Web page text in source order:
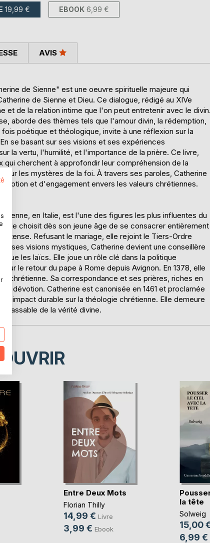
19,99 € EBOOK 6,99 €
de Sienne" est une oeuvre spirituelle majeure qui
de Sienne et Dieu. Ce dialogue, rédigé au XIVe
et de la relation intime que l'on peut entretenir avec le
aborde des thèmes tels que l'amour divin, la rédemption,
poétique et théologique, invite à une réflexion sur la
se basant sur ses visions et ses expériences
la vertu, l'humilité, et l'importance de la prière. Ce livre,
cherchent à approfondir leur compréhension de la
sur les mystères de la foi. À travers ses paroles, Catherine
et d'engagement envers les valeurs chrétiennes.
Sienne, en Italie, est l'une des figures les plus influentes du
choisit dès son jeune âge de se consacrer entièrement
Refusant le mariage, elle rejoint le Tiers-Ordre
ses visions mystiques, Catherine devient une conseillère
les laïcs. Elle joue un rôle clé dans la politique
le retour du pape à Rome depuis Avignon. En 1378, elle
chrétienne. Sa correspondance et ses prières, riches en
dévotion. Catherine est canonisée en 1461 et proclamée
impact durable sur la théologie chrétienne. Elle demeure
inlassable de la vérité divine.
AVIS
Entre Deux Mots
Florian Thilly
14,99 € Livre
3,99 € Ebook
la tête
Solweig
15,00
6,99 €